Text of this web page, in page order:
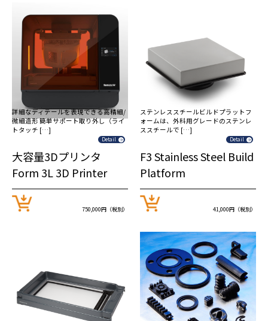
詳細なディテールを表現できる高精細/
微細造形 簡単サポート取り外し（ライ
トタッチ […]
Detail
大容量3Dプリンタ
Form 3L 3D Printer
750,000円（税別）
ステンレススチールビルドプラットフ
ォームは、外科用グレードのステンレ
ススチールで […]
Detail
F3 Stainless Steel Build
Platform
41,000円（税別）